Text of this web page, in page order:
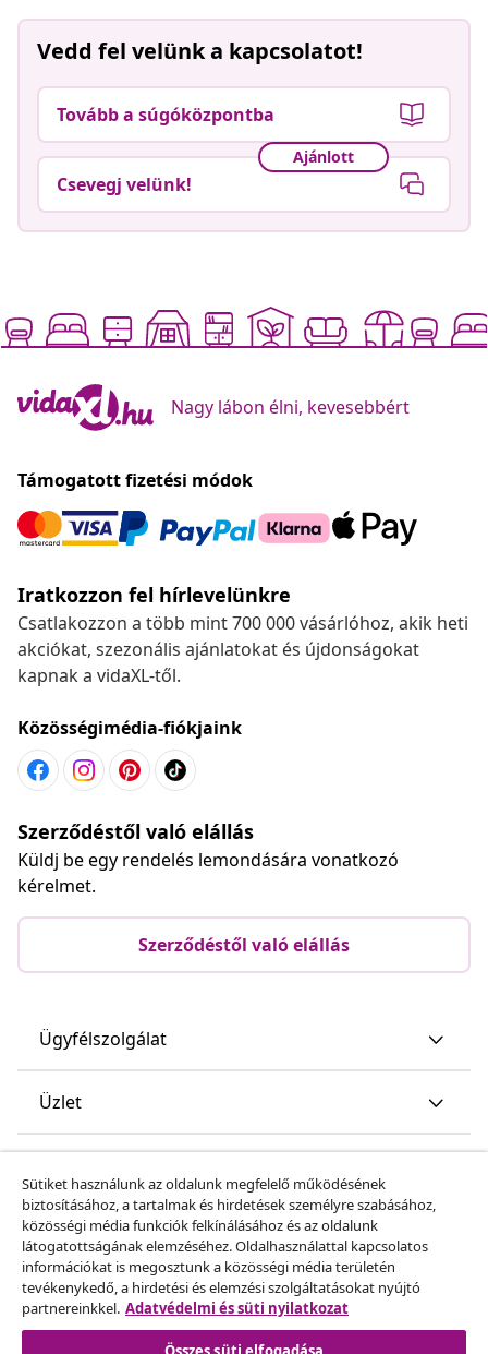
Vedd fel velünk a kapcsolatot!
Tovább a súgóközpontba
Ajánlott
Csevegj velünk!
Nagy lábon élni, kevesebbért
Támogatott fizetési módok
Iratkozzon fel hírlevelünkre
Csatlakozzon a több mint 700 000 vásárlóhoz, akik heti
akciókat, szezonális ajánlatokat és újdonságokat
kapnak a vidaXL-től.
Közösségimédia-fiókjaink
Szerződéstől való elállás
Küldj be egy rendelés lemondására vonatkozó
kérelmet.
Szerződéstől való elállás
Ügyfélszolgálat
Üzlet
Fedezz fel többet
Sütiket használunk az oldalunk megfelelő működésének
biztosításához, a tartalmak és hirdetések személyre szabásához,
közösségi média funkciók felkínálásához és az oldalunk
látogatottságának elemzéséhez. Oldalhasználattal kapcsolatos
információkat is megosztunk a közösségi média területén
tevékenykedő, a hirdetési és elemzési szolgáltatásokat nyújtó
partnereinkkel. Adatvédelmi és süti nyilatkozat